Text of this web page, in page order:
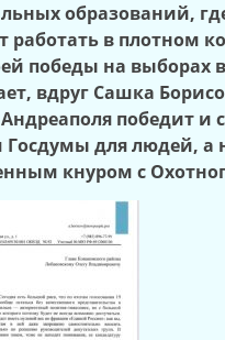
образований,
работать в плотном
победы на выборах
вдруг Сашка
победит и
Госдумы для людей, а
кнуром с